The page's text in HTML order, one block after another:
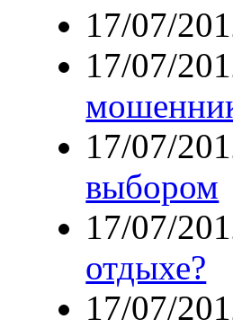
17/07/
17/07/
17/07/
выбором
17/07/
отдыхе?
17/07/